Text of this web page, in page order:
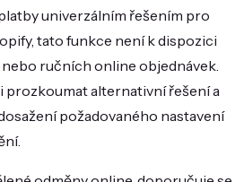
univerzálním řešením pro
tato funkce není k dispozici
ručních online objednávek.
alternativní řešení a
požadovaného nastavení